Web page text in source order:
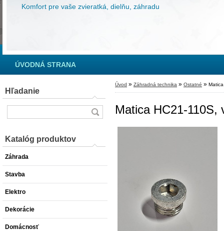
Komfort pre vaše zvieratká, dielňu, záhradu
ÚVODNÁ STRANA
Hľadanie
Katalóg produktov
Záhrada
Stavba
Elektro
Dekorácie
Domácnosť
Úvod » Záhradná technika » Ostatné »
Matica HC21-110S,